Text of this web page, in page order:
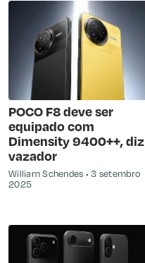
POCO F8 deve ser
equipado com
Dimensity 9400++, diz
vazador
William Schendes
3 setembro
2025